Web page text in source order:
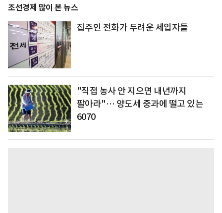
조선경제 많이 본 뉴스
집주인 전화가 두려운 세입자들
"직접 농사 안 지으면 내년까지
팔아라"… 양도세 중과에 떨고 있는
6070